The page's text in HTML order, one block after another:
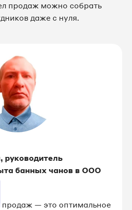
продаж можно собрать
даже с нуля.
руководитель
банных чанов в ООО
продаж — это оптимальное